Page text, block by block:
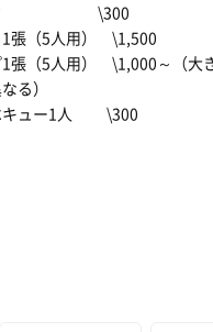
ク \300
1張（5人用） \1,500
1張（5人用） \1,000～（大
る）
キュー1人 \300